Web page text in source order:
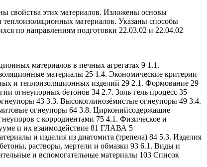
свойства этих материалов. Изложены основы
материалов. Указаны способы
по направлениям подготовки 22.03.02 и 22.04.02
материалов в печных агрегатах 9 1.1.
материалы 25 1.4. Экономические критерии
и теплоизоляционных изделий 29 2.1. Формование 29
огнеупорных бетонов 34 2.7. 3оль-гель процесс 35
43 3.3. Высокоглинозёмистые огнеупоры 49 3.4.
огнеупоры 64 3.8. Цирконийсодержащие
с корродиентами 75 4.1. Физическое и
и их взаимодействие 81 ГЛАВА 5
и изделия из диатомита (трепела) 84 5.3. Изделия
растворы, мертели и обмазки 93 6.1. Виды и
и вспомогательные материалы 103 Список